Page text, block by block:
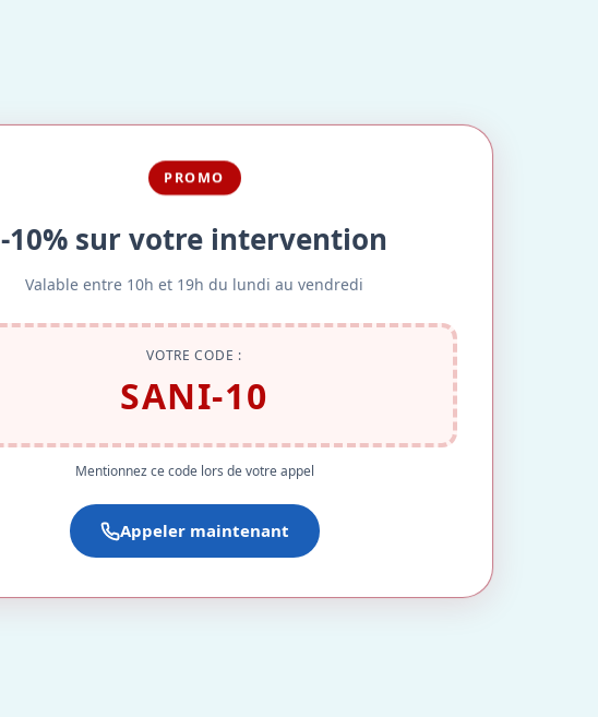
PROMO
-10% sur votre intervention
Valable entre 10h et 19h du lundi au vendredi
VOTRE CODE :
SANI-10
Mentionnez ce code lors de votre appel
Appeler maintenant